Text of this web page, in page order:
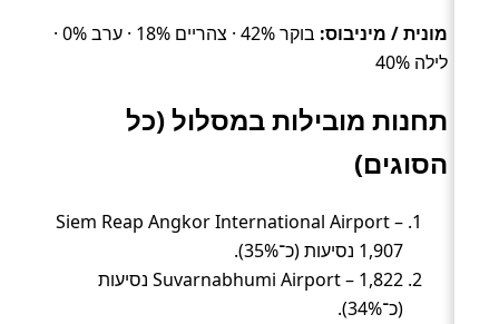
מונית / מיניבוס:
בוקר 42% · צהריים 18% · ערב 0% ·
לילה 40%
תחנות מובילות במסלול (כל
הסוגים)
Siem Reap Angkor International Airport –
1,907 נסיעות (כ־35%).
Suvarnabhumi Airport – 1,822 נסיעות
(כ־34%).